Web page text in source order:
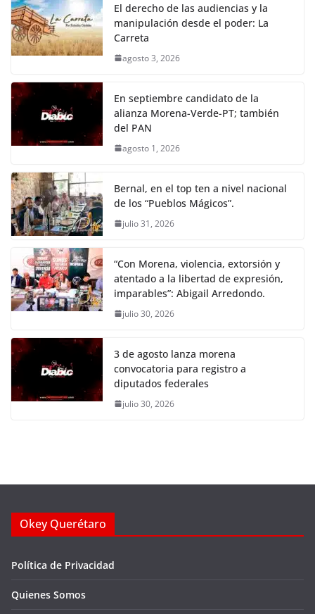
El derecho de las audiencias y la
manipulación desde el poder: La
Carreta
agosto 3, 2026
En septiembre candidato de la
alianza Morena-Verde-PT; también
del PAN
agosto 1, 2026
Bernal, en el top ten a nivel nacional
de los “Pueblos Mágicos”.
julio 31, 2026
“Con Morena, violencia, extorsión y
atentado a la libertad de expresión,
imparables”: Abigail Arredondo.
julio 30, 2026
3 de agosto lanza morena
convocatoria para registro a
diputados federales
julio 30, 2026
Okey Querétaro
Política de Privacidad
Quienes Somos